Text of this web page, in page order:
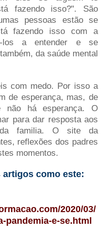
fazendo isso?". São
pessoas estão se
fazendo isso com a
los a entender e se
da saúde mental
com medo. Por isso a
de esperança, mas, de
não há esperança. O
para dar resposta aos
da familia. O site da
reflexões dos padres
momentos.
como este:
2020/03/
pandemia-e-se.html